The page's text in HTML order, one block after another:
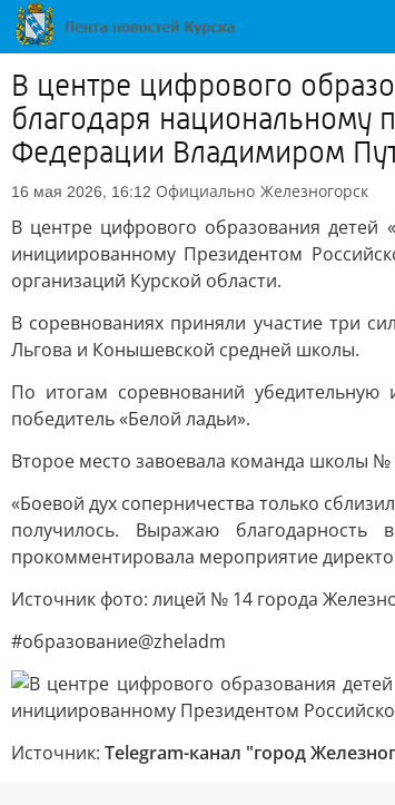
В центре цифрового
благодаря национальному
Федерации Владимиром
16 мая 2026, 16:12 Официально Железногорск
В центре цифрового образования детей
инициированному Президентом
организаций Курской области.
В соревнованиях приняли участие три
Льгова и Конышевской средней школы.
По итогам соревнований
победитель «Белой ладьи».
Второе место завоевала команда школы
«Боевой дух соперничества только
получилось. Выражаю благодарность
прокомментировала мероприятие
Источник фото: лицей № 14 города
#образование@zheladm
Источник: Telegram-канал "город